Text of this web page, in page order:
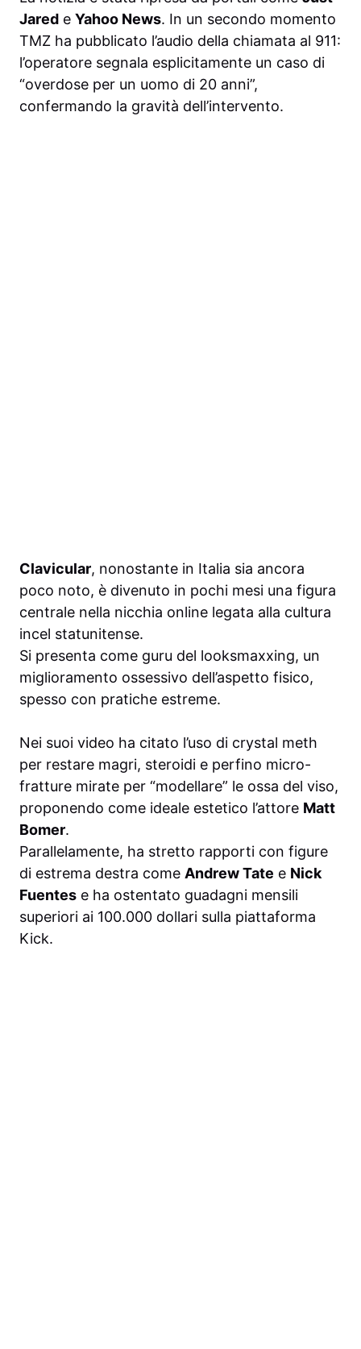
Jared e Yahoo News. In un secondo momento
TMZ ha pubblicato l’audio della chiamata al 911:
l’operatore segnala esplicitamente un caso di
“overdose per un uomo di 20 anni”,
confermando la gravità dell’intervento.
Clavicular, nonostante in Italia sia ancora
poco noto, è divenuto in pochi mesi una figura
centrale nella nicchia online legata alla cultura
incel statunitense.
Si presenta come guru del looksmaxxing, un
miglioramento ossessivo dell’aspetto fisico,
spesso con pratiche estreme.
Nei suoi video ha citato l’uso di crystal meth
per restare magri, steroidi e perfino micro-
fratture mirate per “modellare” le ossa del viso,
proponendo come ideale estetico l’attore Matt
Bomer.
Parallelamente, ha stretto rapporti con figure
di estrema destra come Andrew Tate e Nick
Fuentes e ha ostentato guadagni mensili
superiori ai 100.000 dollari sulla piattaforma
Kick.